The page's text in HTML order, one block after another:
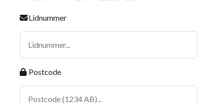
Lidnummer
Postcode